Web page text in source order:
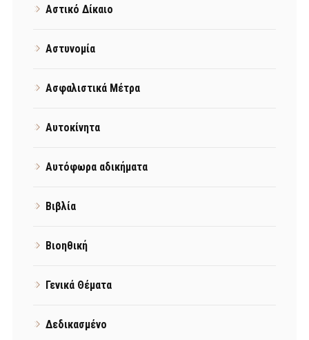
Αστικό Δίκαιο
Αστυνομία
Ασφαλιστικά Μέτρα
Αυτοκίνητα
Αυτόφωρα αδικήματα
Βιβλία
Βιοηθική
Γενικά Θέματα
Δεδικασμένο